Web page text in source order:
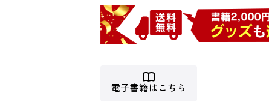
電子書籍はこちら